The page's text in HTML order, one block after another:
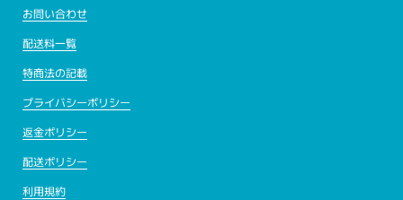
お問い合わせ
配送料一覧
特商法の記載
プライバシーポリシー
返金ポリシー
配送ポリシー
利用規約